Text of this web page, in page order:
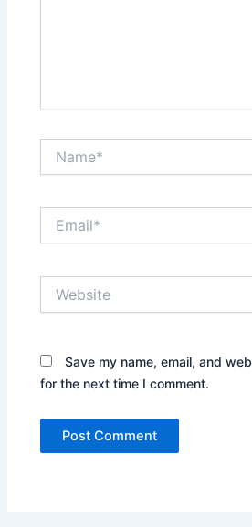
Save my name, email, and
for the next time I comment.